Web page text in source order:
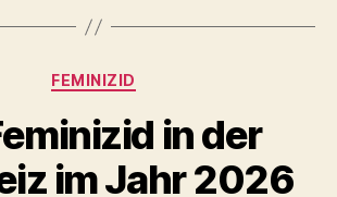
Kategorien
FEMINIZID
in der
im Jahr 2026